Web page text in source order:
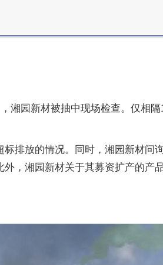
湘园新材被抽中现场检查。仅相
排放的情况。同时，湘园新材问
，湘园新材关于其募资扩产的产